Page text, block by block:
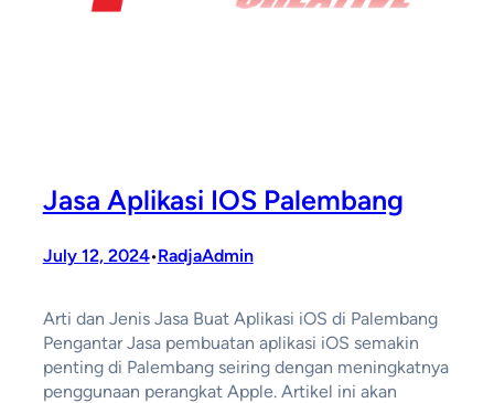
Jasa Aplikasi IOS Palembang
July 12, 2024•RadjaAdmin
Arti dan Jenis Jasa Buat Aplikasi iOS di Palembang
Pengantar Jasa pembuatan aplikasi iOS semakin
penting di Palembang seiring dengan meningkatnya
penggunaan perangkat Apple. Artikel ini akan